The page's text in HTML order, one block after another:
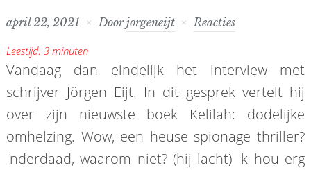
april 22, 2021 Doorjorgeneijt Reacties
Leestijd: 3 minuten
Vandaag dan eindelijk het interview met
schrijver Jörgen Eijt. In dit gesprek vertelt hij
over zijn nieuwste boek Kelilah: dodelijke
omhelzing. Wow, een heuse spionage thriller?
Inderdaad, waarom niet? (hij lacht) Ik hou erg